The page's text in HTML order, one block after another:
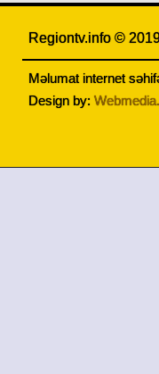
Regiontv.info ©
Məlumat internet
Design by: